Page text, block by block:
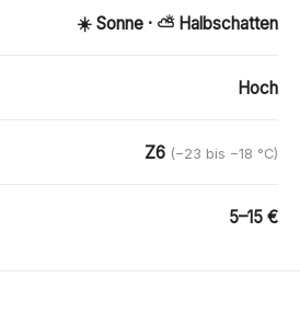
☀️ Sonne · ⛅ Halbschatten
Hoch
Z6 (−23 bis −18 °C)
5–15 €